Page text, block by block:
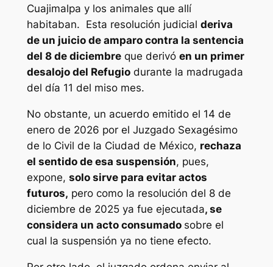
Cuajimalpa y los animales que allí
habitaban. Esta resolución judicial deriva
de un juicio de amparo contra la sentencia
del 8 de diciembreque derivó en un primer
desalojo del Refugiodurante la madrugada
del día 11 del miso mes.
No obstante, un acuerdo emitido el 14 de
enero de 2026 por el Juzgado Sexagésimo
de lo Civil de la Ciudad de México, rechaza
el sentido de esa suspensión, pues,
expone, solo sirve para evitar actos
futuros, pero como la resolución del 8 de
diciembre de 2025 ya fue ejecutada, se
considera un acto consumado sobre el
cual la suspensión ya no tiene efecto.